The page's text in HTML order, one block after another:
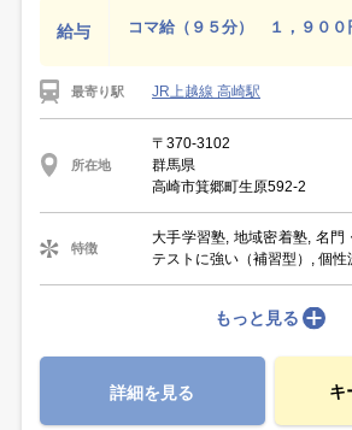
給与 コマ給（９５分） １，９００
最寄り駅 JR上越線 高崎駅
所在地
〒370-3102
群馬県
高崎市箕郷町生原592-2
特徴
大手学習塾, 地域密着塾, 名門
テストに強い（補習型）, 個性
もっと見る
詳細を見る キ